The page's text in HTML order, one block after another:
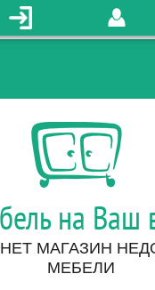
на Ваш
МАГАЗИН
МЕБЕЛИ